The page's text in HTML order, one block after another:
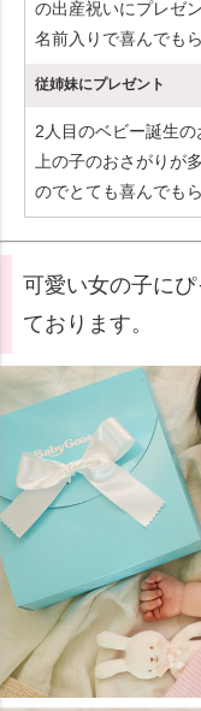
の出産祝いにプレゼン
名前入りで喜んでも
従姉妹にプレゼント
2人目のベビー誕生の
上の子のおさがりが
のでとても喜んでも
可愛い女の子に
ております。